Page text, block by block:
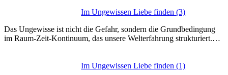
Im Ungewissen Liebe finden (3)
Das Ungewisse ist nicht die Gefahr, sondern die Grundbedingung
im Raum-Zeit-Kontinuum, das unsere Welterfahrung strukturiert.…
Im Ungewissen Liebe finden (1)